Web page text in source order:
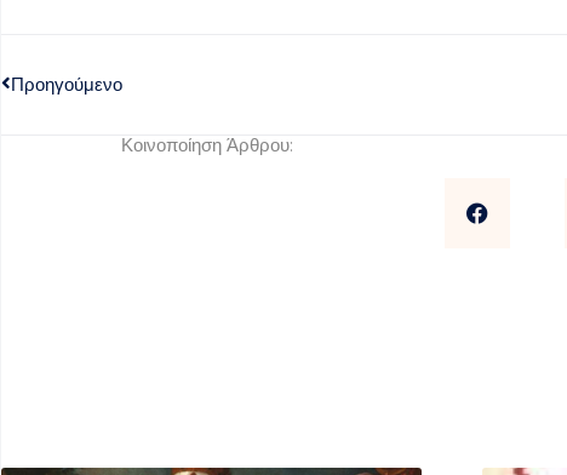
Προηγούμενο
Κοινοποίηση Άρθρου: